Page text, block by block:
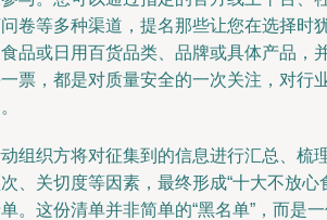
卷等多种渠道，提名那些让您在选择时
品或日用百货品类、品牌或具体产品，
票，都是对质量安全的一次关注，对行
组织方将对征集到的信息进行汇总、梳
、关切度等因素，最终形成“十大不放心
。这份清单并非简单的“黑名单”，而是